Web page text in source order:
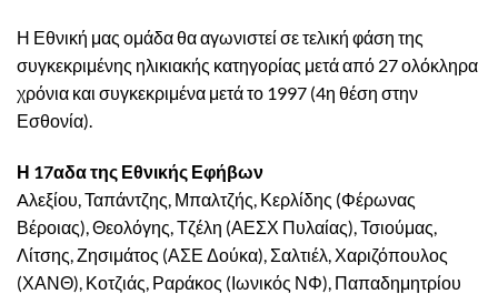
Η Εθνική μας ομάδα θα αγωνιστεί σε τελική φάση της
συγκεκριμένης ηλικιακής κατηγορίας μετά από 27 ολόκληρα
χρόνια και συγκεκριμένα μετά το 1997 (4η θέση στην
Εσθονία).
Η 17αδα της Εθνικής Εφήβων
Aλεξίου, Ταπάντζης, Μπαλτζής, Κερλίδης (Φέρωνας
Βέροιας), Θεολόγης, Τζέλη (ΑΕΣΧ Πυλαίας), Τσιούμας,
Λίτσης, Ζησιμάτος (ΑΣΕ Δούκα), Σαλτιέλ, Χαριζόπουλος
(ΧΑΝΘ), Κοτζιάς, Ραράκος (Ιωνικός ΝΦ), Παπαδημητρίου